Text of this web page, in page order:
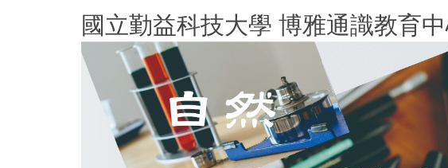
國立勤益科技大學 博雅通識教育